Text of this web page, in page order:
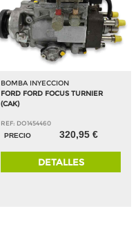
BOMBA INYECCION
FORD FORD FOCUS TURNIER
(CAK)
REF: DO1454460
PRECIO
320,95 €
DETALLES